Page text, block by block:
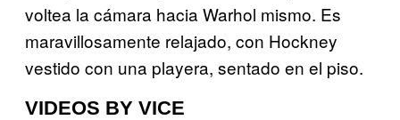
voltea la cámara hacia Warhol mismo. Es
maravillosamente relajado, con Hockney
vestido con una playera, sentado en el piso.
VIDEOS BY VICE